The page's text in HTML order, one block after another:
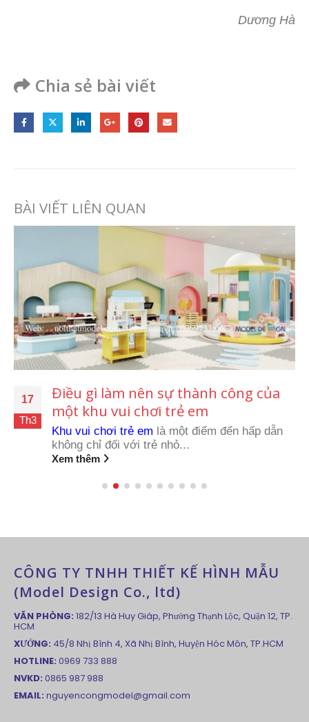
Dương Hà
Chia sẻ bài viết
BÀI VIẾT LIÊN QUAN
17
Th3
Điều gì làm nên sự thành công của
một khu vui chơi trẻ em
Khu vui chơi trẻ em là một điểm đến hấp dẫn
không chỉ đối với trẻ nhỏ...
Xem thêm
CÔNG TY TNHH THIẾT KẾ HÌNH MẪU
(Model Design Co., ltd)
VĂN PHÒNG: 182/13 Hà Huy Giáp, Phường Thạnh Lộc, Quận 12, TP.
HCM
XƯỞNG: 45/8 Nhị Bình 4, Xã Nhị Bình, Huyện Hóc Môn, TP.HCM
HOTLINE: 0969 733 888
NVKD: 0865 987 988
EMAIL: nguyencongmodel@gmail.com